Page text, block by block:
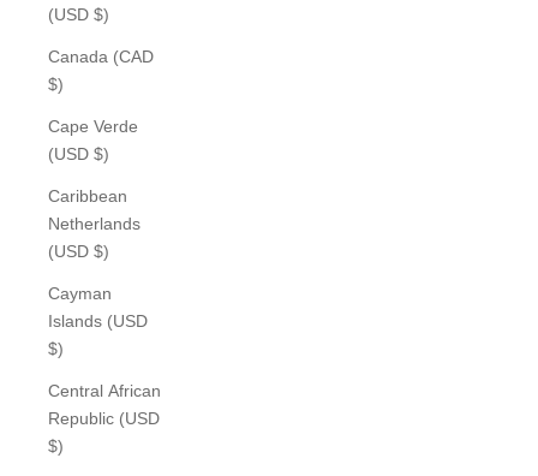
(USD $)
Canada (CAD
$)
Cape Verde
(USD $)
Caribbean
Netherlands
(USD $)
Cayman
Islands (USD
$)
Central African
Republic (USD
$)